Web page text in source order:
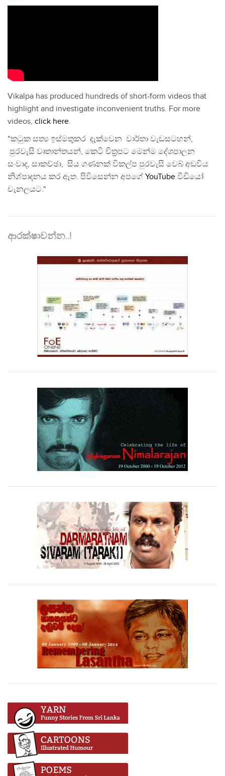
Vikalpa has produced hundreds of short-form videos that
highlight and investigate inconvenient truths. For more
videos, click here.
"කටුක සත්‍ය ඉස්මතුකර දැක්වෙන වාර්තා වැඩසටහන්,
පුරවැසි වෘතාන්තයන්, කෙටි චිත්‍රපට මෙන්ම දේශපාලන
සංවාද, සාකච්ඡා, සිය ගණනක් විකල්ප පුරවැසි වෙබ් අඩවිය
නිශ්පාදනය කර ඇත. පිවිසෙන්න අපගේ YouTube වීඩියෝ
චැනලයට."
ආරක්ෂාවන්න..!